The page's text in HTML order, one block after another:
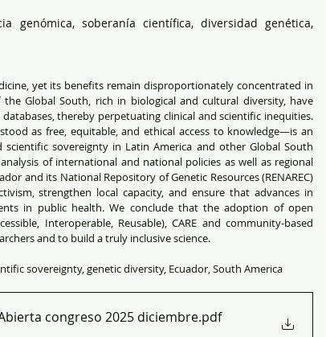
genómica, soberanía científica, diversidad genética,
yet its benefits remain disproportionately concentrated in
Global South, rich in biological and cultural diversity, have
thereby perpetuating clinical and scientific inequities.
as free, equitable, and ethical access to knowledge—is an
sovereignty in Latin America and other Global South
of international and national policies as well as regional
and its National Repository of Genetic Resources (RENAREC)
strengthen local capacity, and ensure that advances in
in public health. We conclude that the adoption of open
Interoperable, Reusable), CARE and community-based
and to build a truly inclusive science.
sovereignty, genetic diversity, Ecuador, South America
congreso 2025 diciembre.pdf